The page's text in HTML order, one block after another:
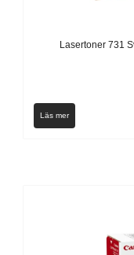
Lasertoner 731
Läs mer